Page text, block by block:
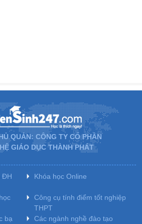
QUẢN: CÔNG TY CỔ PHẦN
GIÁO DỤC THÀNH PHÁT
ĐH
Khóa học Online
Công cụ tính điểm tốt nghiệp
THPT
bạ
Các ngành nghề đào tạo